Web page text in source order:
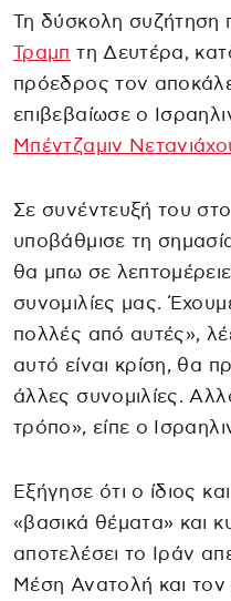
Τη δύσκολη συζήτηση
Τραμπ τη Δευτέρα,
πρόεδρος τον
επιβεβαίωσε ο
Μπέντζαμιν
Σε συνέντευξή του
υποβάθμισε τη
θα μπω σε
συνομιλίες μας.
πολλές από αυτές»,
αυτό είναι κρίση, θα
άλλες συνομιλίες.
τρόπο», είπε ο
Εξήγησε ότι ο ίδιος
«βασικά θέματα» και
αποτελέσει το Ιράν
Μέση Ανατολή και